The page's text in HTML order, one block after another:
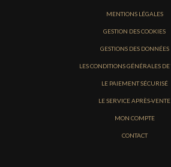
MENTIONS LÉGALES
GESTION DES COOKIES
GESTIONS DES DONNÉES
LES CONDITIONS GÉNÉRALES
LE PAIEMENT SÉCURISÉ
LE SERVICE APRÈS-VENTE
MON COMPTE
CONTACT